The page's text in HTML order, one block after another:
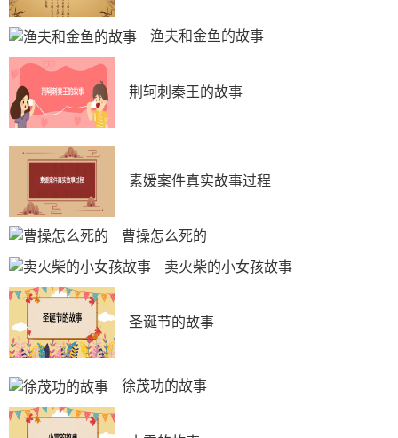
渔夫和金鱼的故事
荆轲刺秦王的故事
素媛案件真实故事过程
曹操怎么死的
卖火柴的小女孩故事
圣诞节的故事
徐茂功的故事